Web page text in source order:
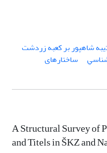
ﺷﺎهپور ﺑﺮ ﻛﻌﺒﻪ زردﺷﺖ
ﺳﺎﺧﺘﺎرهای
A Structural Survey of
and Titels in ŠKZ and